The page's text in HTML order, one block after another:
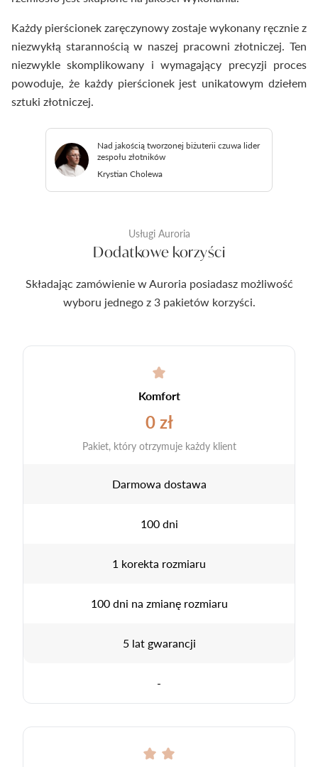
Każdy pierścionek zaręczynowy zostaje wykonany ręcznie z
niezwykłą starannością w naszej pracowni złotniczej. Ten
niezwykle skomplikowany i wymagający precyzji proces
powoduje, że każdy pierścionek jest unikatowym dziełem
sztuki złotniczej.
Nad jakością tworzonej biżuterii czuwa lider
zespołu złotników
Krystian Cholewa
Usługi Auroria
Dodatkowe korzyści
Składając zamówienie w Auroria posiadasz możliwość
wyboru jednego z 3 pakietów korzyści.
Komfort
0 zł
Pakiet, który otrzymuje każdy klient
Darmowa dostawa
100 dni
1 korekta rozmiaru
100 dni na zmianę rozmiaru
5 lat gwarancji
-